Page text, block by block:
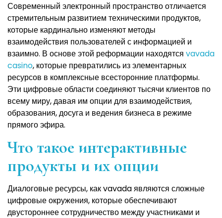
Современный электронный пространство отличается
стремительным развитием техническими продуктов,
которые кардинально изменяют методы
взаимодействия пользователей с информацией и
взаимно. В основе этой реформации находятся vavada
casino, которые превратились из элементарных
ресурсов в комплексные всесторонние платформы.
Эти цифровые области соединяют тысячи клиентов по
всему миру, давая им опции для взаимодействия,
образования, досуга и ведения бизнеса в режиме
прямого эфира.
Что такое интерактивные
продукты и их опции
Диалоговые ресурсы, как vavada являются сложные
цифровые окружения, которые обеспечивают
двустороннее сотрудничество между участниками и